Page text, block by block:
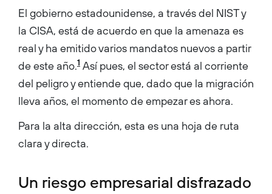
degree in telecommunications
Engineering, Pune, India and a
networking from the
California....
El gobierno estadounidense, a través del NIST y
la CISA, está de acuerdo en que la amenaza es
real y ha emitido varios mandatos nuevos a partir
de este año.1 Así pues, el sector está al corriente
del peligro y entiende que, dado que la migración
lleva años, el momento de empezar es ahora.
Para la alta dirección, esta es una hoja de ruta
clara y directa.
Un riesgo empresarial disfrazado